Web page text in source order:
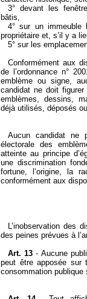
3° devant les
bâtis,
4° sur un immeuble
propriétaire et, s’il y a
5° sur les
Conformément aux
de l’ordonnance n°
emblème ou signe,
candidat ne doit
emblèmes, dessins,
déjà utilisés, déposés
Aucun candidat ne
électorale des
atteinte au principe
une discrimination
fortune, l’origine, la
conformément aux
L’inobservation des
des peines prévues à
Art. 13- Aucune
peut être apposée sur
consommation